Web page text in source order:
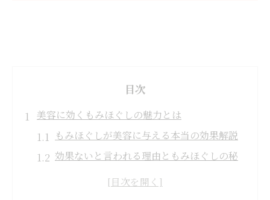
目次
美容に効くもみほぐしの魅力とは
もみほぐしが美容に与える本当の効果解説
効果ないと言われる理由ともみほぐしの秘